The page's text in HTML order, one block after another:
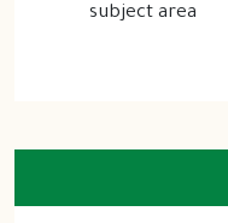
subject area